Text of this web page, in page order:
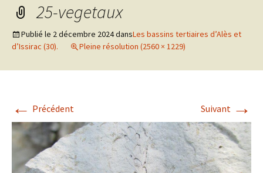
25-vegetaux
Publié le 2 décembre 2024dansLes bassins tertiaires d’Alès et
d’Issirac (30).
Pleine résolution (2560 × 1229)
← Précédent Suivant →